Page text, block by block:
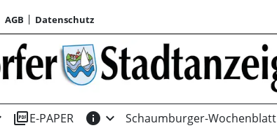
AGB Datenschutz
picture_as_pdfE-PAPER info expand_more Schaumburger-Wochenblatt